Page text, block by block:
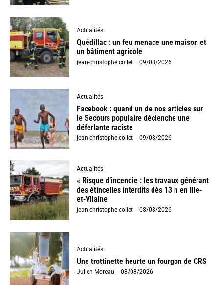
Actualités
Quédillac : un feu menace une maison et
un bâtiment agricole
jean-christophe collet - 09/08/2026
Actualités
Facebook : quand un de nos articles sur
le Secours populaire déclenche une
déferlante raciste
jean-christophe collet - 09/08/2026
Actualités
« Risque d’incendie : les travaux générant
des étincelles interdits dès 13 h en Ille-
et-Vilaine
jean-christophe collet - 08/08/2026
Actualités
Une trottinette heurte un fourgon de CRS
Julien Moreau - 08/08/2026